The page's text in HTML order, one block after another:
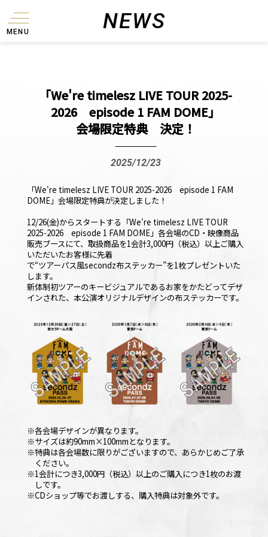
NEWS
MENU
「We're timelesz LIVE TOUR 2025-
2026 episode 1 FAM DOME」
会場限定特典 決定！
2025/12/23
「We're timelesz LIVE TOUR 2025-2026 episode 1 FAM
DOME」 会場限定特典が決定しました！
12/26(金)からスタートする「We're timelesz LIVE TOUR
2025-2026 episode 1 FAM DOME」各会場のCD・映像商品
販売ブースにて、 取扱商品を1会計3,000円（税込）以上ご購入
いただいたお客様に先着
で“ツアーパス風secondz布ステッカー”を1枚プレゼントいた
します。
新体制初ツアーのキービジュアルであるお家をかたどってデザ
インされた、本公演オリジナルデザインの布ステッカーです。
※各会場デザインが異なります。
※サイズは約90mm×100mmとなります。
※特典は各会場数に限りがございますので、あらかじめご了承
ください。
※1会計につき3,000円（税込）以上のご購入につき1枚のお渡
しです。
※CDショップ等でお渡しする、購入特典は対象外です。